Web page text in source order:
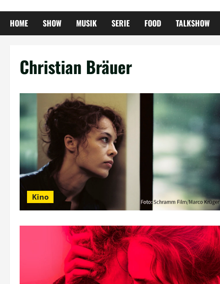
HOME SHOW MUSIK SERIE FOOD TALKSHOW
Christian Bräuer
Kino